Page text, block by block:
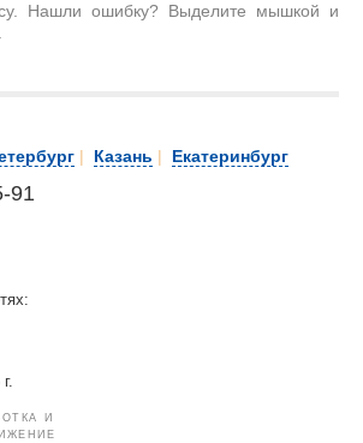
Нашли ошибку? Выделите мышкой и
| Казань | Екатеринбург
91
И